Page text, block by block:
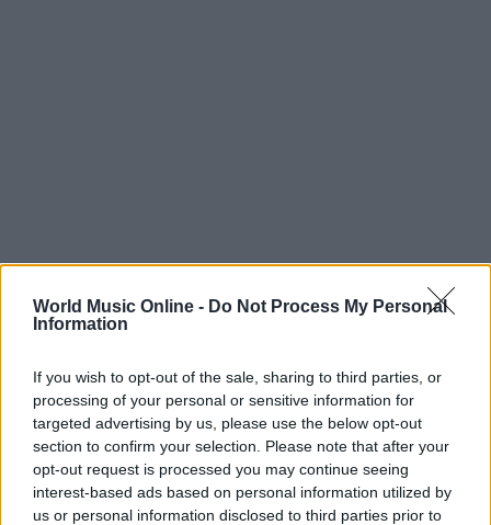
World Music Online - Do Not Process My Personal
Information
If you wish to opt-out of the sale, sharing to third parties, or
processing of your personal or sensitive information for
targeted advertising by us, please use the below opt-out
section to confirm your selection. Please note that after your
opt-out request is processed you may continue seeing
interest-based ads based on personal information utilized by
us or personal information disclosed to third parties prior to
Continua a leggere